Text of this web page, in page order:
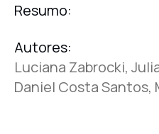
Resumo:
Autores:
Luciana Zabrocki,
Daniel Costa Santos,